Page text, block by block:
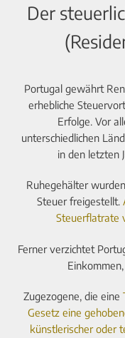
Der
Portugal gewährt
erhebliche
Erfolge. Vor
unterschiedlichen
in den letzten
Ruhegehälter
Steuer freigestellt.
Steuerflatrate
Ferner verzichtet
Zugezogene, die eine
Gesetz eine
künstlerischer oder